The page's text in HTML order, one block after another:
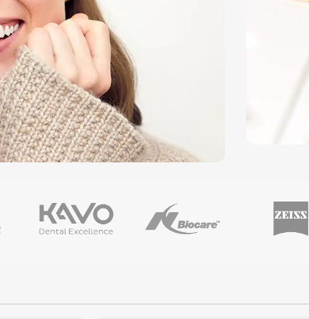
جانبی را ببندند و مهر و موم کنند، و به
محتویات :
DIA DENT کشور کره جنوبی می
kettenbach کشور آلمان می باشد
لبخند درخشان، حق شماست